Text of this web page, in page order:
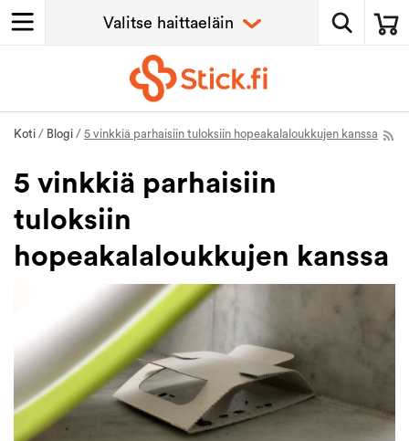
Koti / Blogi / 5 vinkkiä parhaisiin tuloksiin hopeakalaloukkujen kanssa
5 vinkkiä parhaisiin
tuloksiin
hopeakalaloukkujen kanssa